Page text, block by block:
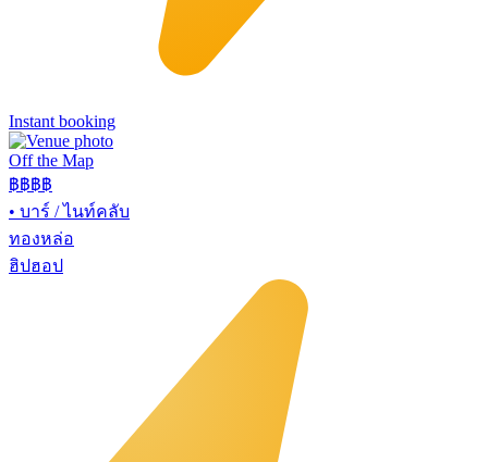
Instant booking
Off the Map
฿฿฿฿
• บาร์ / ไนท์คลับ
ทองหล่อ
ฮิปฮอป